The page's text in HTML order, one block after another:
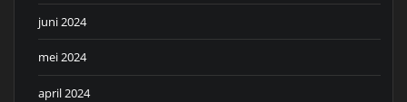
juni 2024
mei 2024
april 2024